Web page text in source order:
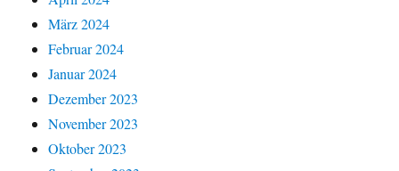
März 2024
Februar 2024
Januar 2024
Dezember 2023
November 2023
Oktober 2023